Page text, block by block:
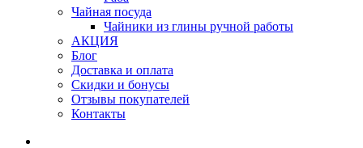
Чайная посуда
Чайники из глины ручной работы
АКЦИЯ
Блог
Доставка и оплата
Скидки и бонусы
Отзывы покупателей
Контакты